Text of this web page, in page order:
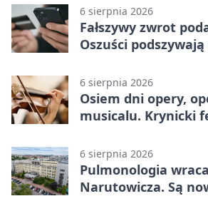
6 sierpnia 2026
Fałszywy zwrot
Oszuści podszywają
6 sierpnia 2026
Osiem dni opery,
musicalu. Krynicki
6 sierpnia 2026
Pulmonologia
Narutowicza. Są